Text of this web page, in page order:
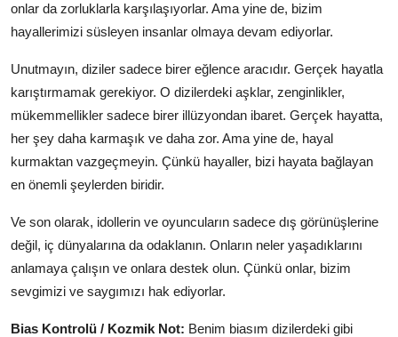
onlar da zorluklarla karşılaşıyorlar. Ama yine de, bizim
hayallerimizi süsleyen insanlar olmaya devam ediyorlar.
Unutmayın, diziler sadece birer eğlence aracıdır. Gerçek hayatla
karıştırmamak gerekiyor. O dizilerdeki aşklar, zenginlikler,
mükemmellikler sadece birer illüzyondan ibaret. Gerçek hayatta,
her şey daha karmaşık ve daha zor. Ama yine de, hayal
kurmaktan vazgeçmeyin. Çünkü hayaller, bizi hayata bağlayan
en önemli şeylerden biridir.
Ve son olarak, idollerin ve oyuncuların sadece dış görünüşlerine
değil, iç dünyalarına da odaklanın. Onların neler yaşadıklarını
anlamaya çalışın ve onlara destek olun. Çünkü onlar, bizim
sevgimizi ve saygımızı hak ediyorlar.
Bias Kontrolü / Kozmik Not: Benim biasım dizilerdeki gibi